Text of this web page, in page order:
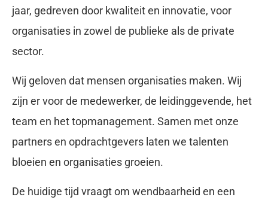
jaar, gedreven door kwaliteit en innovatie, voor
organisaties in zowel de publieke als de private
sector.
Wij geloven dat mensen organisaties maken. Wij
zijn er voor de medewerker, de leidinggevende, het
team en het topmanagement. Samen met onze
partners en opdrachtgevers laten we talenten
bloeien en organisaties groeien.
De huidige tijd vraagt om wendbaarheid en een